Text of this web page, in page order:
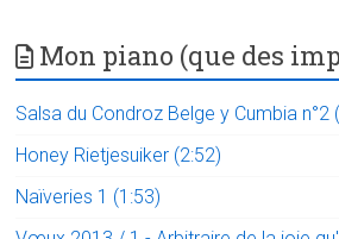
Mon piano (que des
Salsa du Condroz Belge y Cumbia n°2
Honey Rietjesuiker (2:52)
Naïveries 1 (1:53)